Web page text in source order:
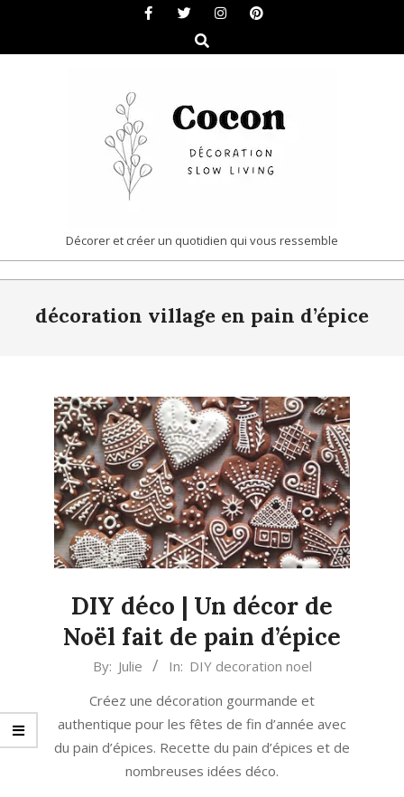
content
Search
COCON
|
DÉCORATION
LIVING
Décorer et créer un quotidien qui vous ressemble
Navigationdécoration village en pain d’épice
DIY déco | Un décor de
Noël fait de pain d’épice
By: Julie In: DIY decoration noel
Créez une décoration gourmande et
authentique pour les fêtes de fin d’année avec
du pain d’épices. Recette du pain d’épices et de
nombreuses idées déco.